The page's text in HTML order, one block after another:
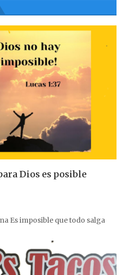
Dios es posible
Es imposible que todo salga